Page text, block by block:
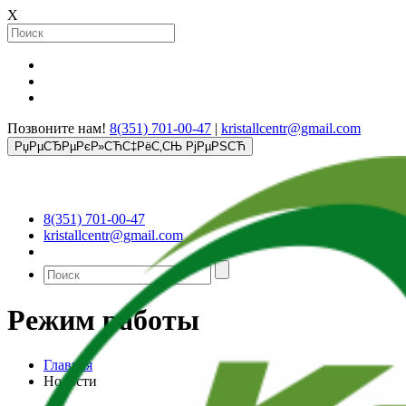
X
Позвоните нам! 8(351) 701-00-47 | kristallcentr@gmail.com
РџРµСЂРµРєР»СЋС‡РёС‚СЊ РјРµРЅСЋ
8(351) 701-00-47
kristallcentr@gmail.com
Режим работы
Главная
Новости